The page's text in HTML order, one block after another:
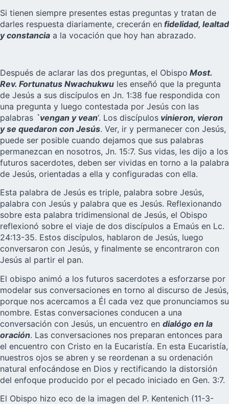
Si tienen siempre presentes estas preguntas y tratan de
darles respuesta diariamente, crecerán en fidelidad, lealtad
y constancia a la vocación que hoy han abrazado.
Después de aclarar las dos preguntas, el Obispo Most.
Rev. Fortunatus Nwachukwu les enseñó que la pregunta
de Jesús a sus discípulos en Jn. 1:38 fue respondida con
una pregunta y luego contestada por Jesús con las
palabras `vengan y vean‘. Los discípulos vinieron, vieron
y se quedaron con Jesús. Ver, ir y permanecer con Jesús,
puede ser posible cuando dejamos que sus palabras
permanezcan en nosotros, Jn. 15:7. Sus vidas, les dijo a los
futuros sacerdotes, deben ser vividas en torno a la palabra
de Jesús, orientadas a ella y configuradas con ella.
Esta palabra de Jesús es triple, palabra sobre Jesús,
palabra con Jesús y palabra que es Jesús. Reflexionando
sobre esta palabra tridimensional de Jesús, el Obispo
reflexionó sobre el viaje de dos discípulos a Emaús en Lc.
24:13-35. Estos discípulos, hablaron de Jesús, luego
conversaron con Jesús, y finalmente se encontraron con
Jesús al partir el pan.
El obispo animó a los futuros sacerdotes a esforzarse por
modelar sus conversaciones en torno al discurso de Jesús,
porque nos acercamos a Él cada vez que pronunciamos su
nombre. Estas conversaciones conducen a una
conversación con Jesús, un encuentro en dialógo en la
oración. Las conversaciones nos preparan entonces para
el encuentro con Cristo en la Eucaristía. En esta Eucaristía,
nuestros ojos se abren y se reordenan a su ordenación
natural enfocándose en Dios y rectificando la distorsión
del enfoque producido por el pecado iniciado en Gen. 3:7.
El Obispo hizo eco de la imagen del P. Kentenich (11-3-